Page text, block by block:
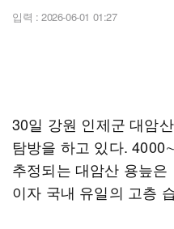
입력 : 2026-06-01 01:27
30일 강원 인제군 대암
탐방을 하고 있다.
추정되는 대암산 용늪
이자 국내 유일의 고층